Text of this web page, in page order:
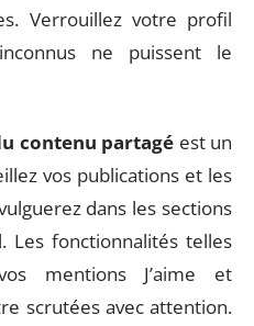
Verrouillez votre profil
ne puissent le
contenu partagé est un
vos publications et les
dans les sections
Les fonctionnalités telles
mentions J’aime et
scrutées avec attention.